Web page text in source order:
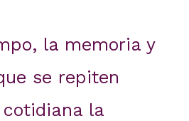
la memoria y
se repiten
la